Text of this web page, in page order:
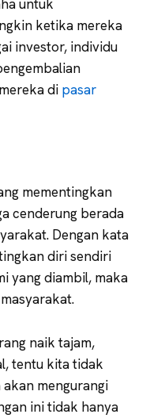
untuk
ketika mereka
investor, individu
di pasar
mementingkan
cenderung berada
Dengan kata
diri sendiri
yang diambil, maka
naik tajam,
tentu kita tidak
mengurangi
ini tidak hanya